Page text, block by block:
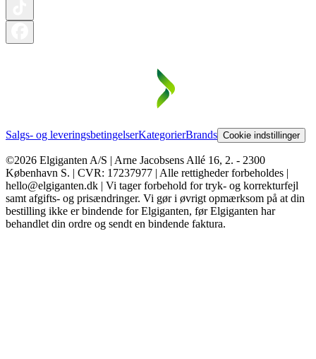
Salgs- og leveringsbetingelserKategorierBrands Cookie indstillinger
©2026 Elgiganten A/S | Arne Jacobsens Allé 16, 2. - 2300
København S. | CVR: 17237977 | Alle rettigheder forbeholdes |
hello@elgiganten.dk | Vi tager forbehold for tryk- og korrekturfejl
samt afgifts- og prisændringer. Vi gør i øvrigt opmærksom på at din
bestilling ikke er bindende for Elgiganten, før Elgiganten har
behandlet din ordre og sendt en bindende faktura.